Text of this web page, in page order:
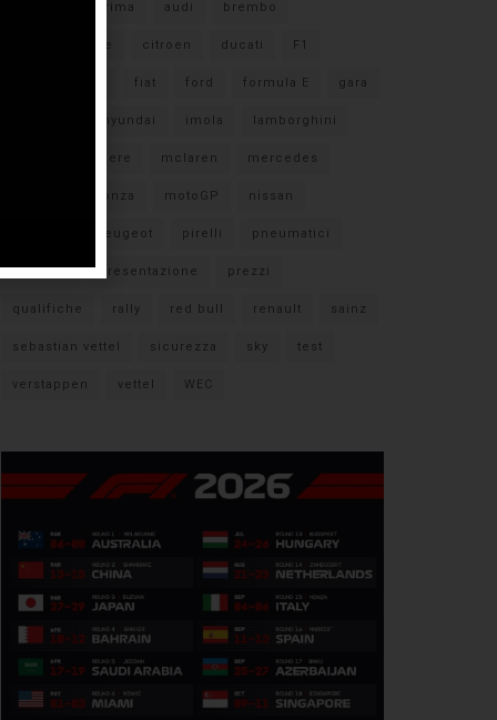
anteprima audi brembo
caratteristiche citroen ducati F1
fiat ford formula E gara
hyundai imola lamborghini
libere mclaren mercedes
monza motoGP nissan
peugeot pirelli pneumatici
porsche presentazione prezzi
qualifiche rally red bull renault sainz
sebastian vettel sicurezza sky test
verstappen vettel WEC